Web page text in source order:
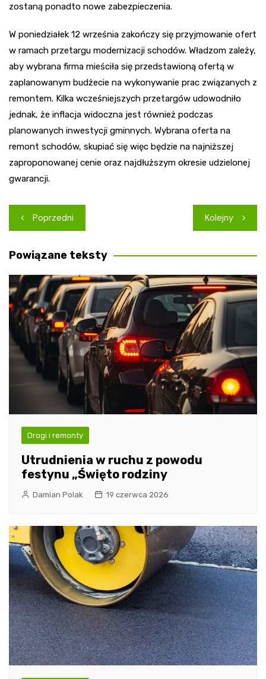
zostaną ponadto nowe zabezpieczenia.
W poniedziałek 12 września zakończy się przyjmowanie ofert
w ramach przetargu modernizacji schodów. Władzom zależy,
aby wybrana firma mieściła się przedstawioną ofertą w
zaplanowanym budżecie na wykonywanie prac związanych z
remontem. Kilka wcześniejszych przetargów udowodniło
jednak, że inflacja widoczna jest również podczas
planowanych inwestycji gminnych. Wybrana oferta na
remont schodów, skupiać się więc będzie na najniższej
zaproponowanej cenie oraz najdłuższym okresie udzielonej
gwarancji.
Nawigacja
wpisu
Poprzedni Kolejny
Powiązane teksty
Drogi i remonty
Utrudnienia w ruchu z powodu
festynu „Święto rodziny
Damian Polak 19 czerwca 2026